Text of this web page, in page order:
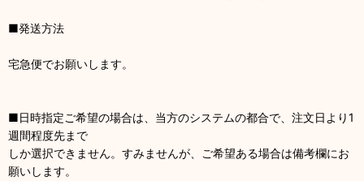
■発送方法
宅急便でお願いします。
■日時指定ご希望の場合は、当方のシステムの都合で、注文日より1
週間程度先まで
しか選択できません。すみませんが、ご希望ある場合は備考欄にお
願いします。